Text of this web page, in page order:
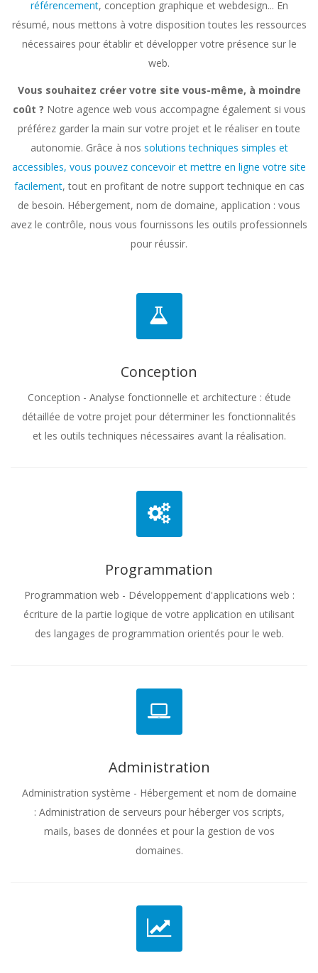
référencement, conception graphique et webdesign... En
résumé, nous mettons à votre disposition toutes les ressources
nécessaires pour établir et développer votre présence sur le
web.
Vous souhaitez créer votre site vous-même, à moindre
coût ? Notre agence web vous accompagne également si vous
préférez garder la main sur votre projet et le réaliser en toute
autonomie. Grâce à nos solutions techniques simples et
accessibles, vous pouvez concevoir et mettre en ligne votre site
facilement, tout en profitant de notre support technique en cas
de besoin. Hébergement, nom de domaine, application : vous
avez le contrôle, nous vous fournissons les outils professionnels
pour réussir.
Conception
Conception - Analyse fonctionnelle et architecture : étude
détaillée de votre projet pour déterminer les fonctionnalités
et les outils techniques nécessaires avant la réalisation.
Programmation
Programmation web - Développement d'applications web :
écriture de la partie logique de votre application en utilisant
des langages de programmation orientés pour le web.
Administration
Administration système - Hébergement et nom de domaine
: Administration de serveurs pour héberger vos scripts,
mails, bases de données et pour la gestion de vos
domaines.